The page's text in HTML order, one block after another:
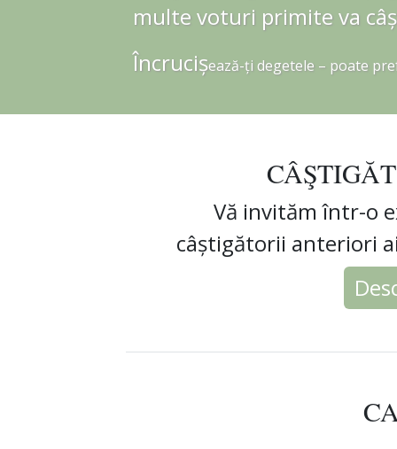
multe voturi primite va
Încrucișează-ți degetele – poate
Vă invităm într-o
câștigătorii anteriori